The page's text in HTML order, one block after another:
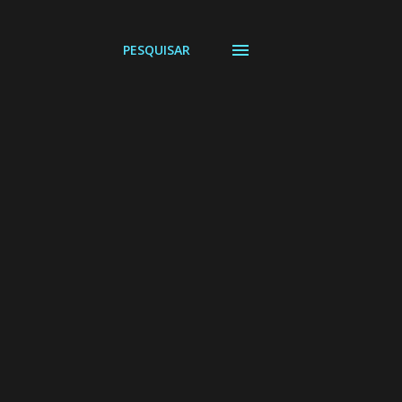
PESQUISAR